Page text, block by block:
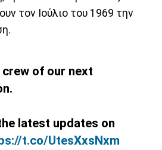
τον Ιούλιο του 1969 την
crew of our next
latest updates on
t.co/UtesXxsNxm